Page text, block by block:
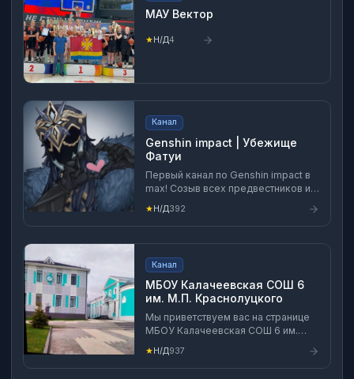
МАУ Вектор
★Н/Д4
Канал
Genshin impact | Убежище
Фатуи
Первый канал по Genshin impact в
max! Созыв всех предвестников и
путешественников! #Гача #Genshin
#Игры #games
★Н/Д392
Канал
МБОУ Калачеевская СОШ 6
им. М.П. Краснолуцкого
Мы приветствуем вас на странице
МБОУ Калачеевская СОШ 6 им.
М.П. Краснолуцкого. Будьте с нами,
делитесь своими впечатлениями,
добавляйте в беседы, чтобы не
★Н/Д937